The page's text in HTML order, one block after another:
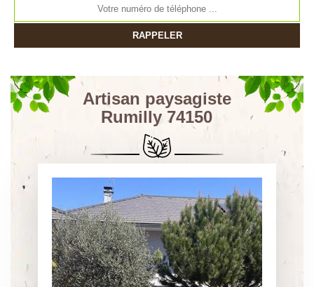
Artisan paysagiste
Rumilly 74150